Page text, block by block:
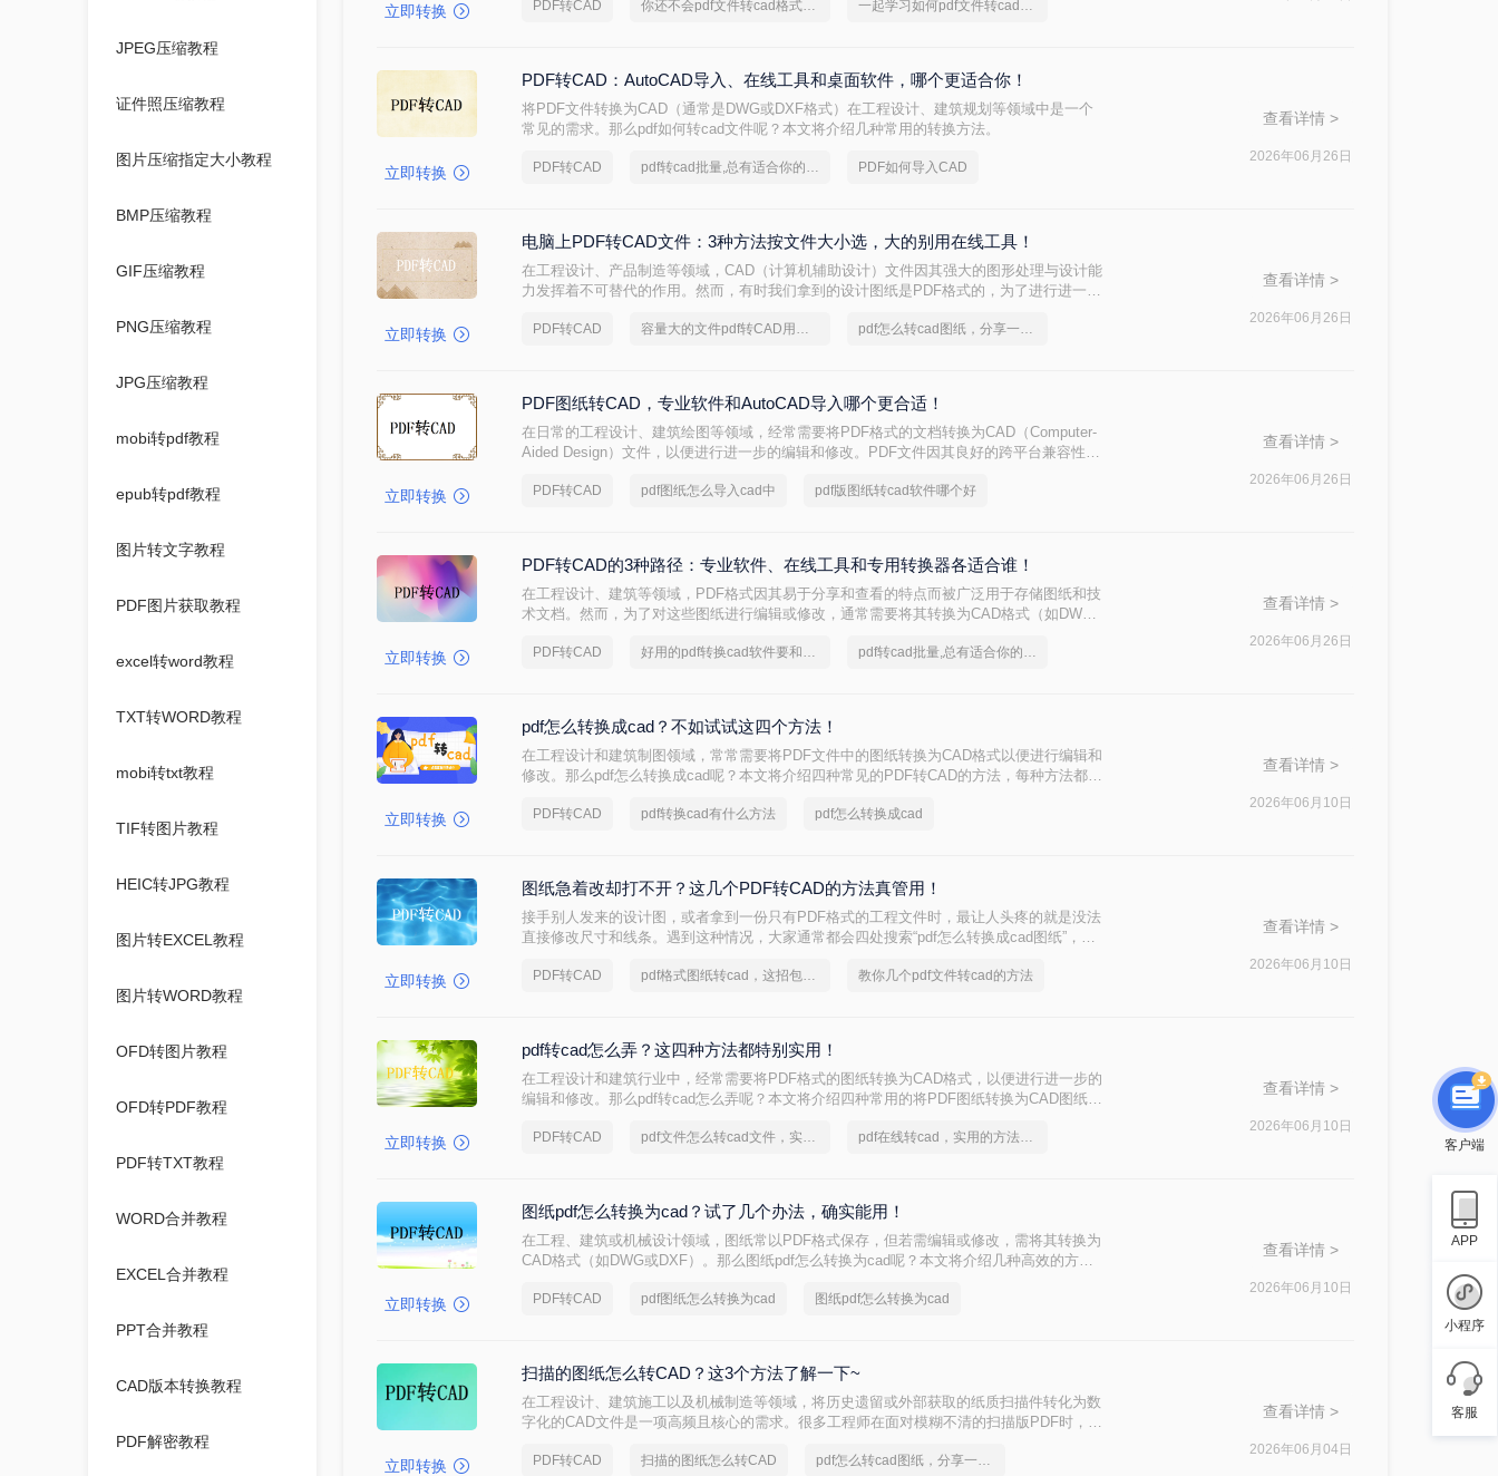
JPEG压缩教程
证件照压缩教程
图片压缩指定大小教程
BMP压缩教程
GIF压缩教程
PNG压缩教程
JPG压缩教程
mobi转pdf教程
epub转pdf教程
图片转文字教程
PDF图片获取教程
excel转word教程
TXT转WORD教程
mobi转txt教程
TIF转图片教程
HEIC转JPG教程
图片转EXCEL教程
图片转WORD教程
OFD转图片教程
OFD转PDF教程
PDF转TXT教程
WORD合并教程
EXCEL合并教程
PPT合并教程
CAD版本转换教程
PDF解密教程
立即转换
工程师的常见需求。那么PDF怎样转成CAD格式呢？本文将介绍两种将PDF转换成CAD格
PDF转CAD 你还不会pdf文件转cad格式吗？快来学习 一起学习如何pdf文件转cad格式吧
立即转换
PDF转CAD：AutoCAD导入、在线工具和桌面软件，哪个更适合你！
将PDF文件转换为CAD（通常是DWG或DXF格式）在工程设计、建筑规划等领域中是一个
常见的需求。那么pdf如何转cad文件呢？本文将介绍几种常用的转换方法。
PDF转CAD pdf转cad批量,总有适合你的方法 PDF如何导入CAD
查看详情 >
2026年06月26日
立即转换
电脑上PDF转CAD文件：3种方法按文件大小选，大的别用在线工具！
在工程设计、产品制造等领域，CAD（计算机辅助设计）文件因其强大的图形处理与设计能
力发挥着不可替代的作用。然而，有时我们拿到的设计图纸是PDF格式的，为了进行进一步
三种将PDF转换成CAD的方法。
PDF转CAD 容量大的文件pdf转CAD用哪个软件好 pdf怎么转cad图纸，分享一种简单的方法
查看详情 >
2026年06月26日
立即转换
PDF图纸转CAD，专业软件和AutoCAD导入哪个更合适！
在日常的工程设计、建筑绘图等领域，经常需要将PDF格式的文档转换为CAD（Computer-
Aided Design）文件，以便进行进一步的编辑和修改。PDF文件因其良好的跨平台兼容性和
件怎么转换成CAD文件呢？本文将介绍两种将PDF文件转换为CAD文件的方法。
PDF转CAD pdf图纸怎么导入cad中 pdf版图纸转cad软件哪个好
查看详情 >
2026年06月26日
立即转换
PDF转CAD的3种路径：专业软件、在线工具和专用转换器各适合谁！
在工程设计、建筑等领域，PDF格式因其易于分享和查看的特点而被广泛用于存储图纸和技
术文档。然而，为了对这些图纸进行编辑或修改，通常需要将其转换为CAD格式（如DWG
PDF转CAD 好用的pdf转换cad软件要和好朋友分享 pdf转cad批量,总有适合你的方法
查看详情 >
2026年06月26日
立即转换
pdf怎么转换成cad？不如试试这四个方法！
在工程设计和建筑制图领域，常常需要将PDF文件中的图纸转换为CAD格式以便进行编辑和
修改。那么pdf怎么转换成cad呢？本文将介绍四种常见的PDF转CAD的方法，每种方法都有
PDF转CAD pdf转换cad有什么方法 pdf怎么转换成cad
查看详情 >
2026年06月10日
立即转换
图纸急着改却打不开？这几个PDF转CAD的方法真管用！
接手别人发来的设计图，或者拿到一份只有PDF格式的工程文件时，最让人头疼的就是没法
直接修改尺寸和线条。遇到这种情况，大家通常都会四处搜索“pdf怎么转换成cad图纸”，希
PDF转CAD pdf格式图纸转cad，这招包管用 教你几个pdf文件转cad的方法
查看详情 >
2026年06月10日
立即转换
pdf转cad怎么弄？这四种方法都特别实用！
在工程设计和建筑行业中，经常需要将PDF格式的图纸转换为CAD格式，以便进行进一步的
编辑和修改。那么pdf转cad怎么弄呢？本文将介绍四种常用的将PDF图纸转换为CAD图纸的
PDF转CAD pdf文件怎么转cad文件，实用方法不要错过 pdf在线转cad，实用的方法来了
查看详情 >
2026年06月10日
立即转换
图纸pdf怎么转换为cad？试了几个办法，确实能用！
在工程、建筑或机械设计领域，图纸常以PDF格式保存，但若需编辑或修改，需将其转换为
CAD格式（如DWG或DXF）。那么图纸pdf怎么转换为cad呢？本文将介绍几种高效的方
PDF转CAD pdf图纸怎么转换为cad 图纸pdf怎么转换为cad
查看详情 >
2026年06月10日
立即转换
扫描的图纸怎么转CAD？这3个方法了解一下~
在工程设计、建筑施工以及机械制造等领域，将历史遗留或外部获取的纸质扫描件转化为数
字化的CAD文件是一项高频且核心的需求。很多工程师在面对模糊不清的扫描版PDF时，常
一个“逆向工程”的过程，需要借助专业的工具与合理的流程来实现。
PDF转CAD 扫描的图纸怎么转CAD pdf怎么转cad图纸，分享一种简单的方法
查看详情 >
2026年06月04日
客户端
APP
小程序
客服